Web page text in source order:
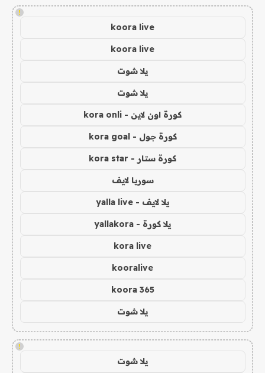
!
koora live
koora live
يلا شوت
يلا شوت
كورة اون لاين - kora onli
كورة جول - kora goal
كورة ستار - kora star
سوريا لايف
يلا لايف - yalla live
يلا كورة - yallakora
kora live
kooralive
koora 365
يلا شوت
!
يلا شوت